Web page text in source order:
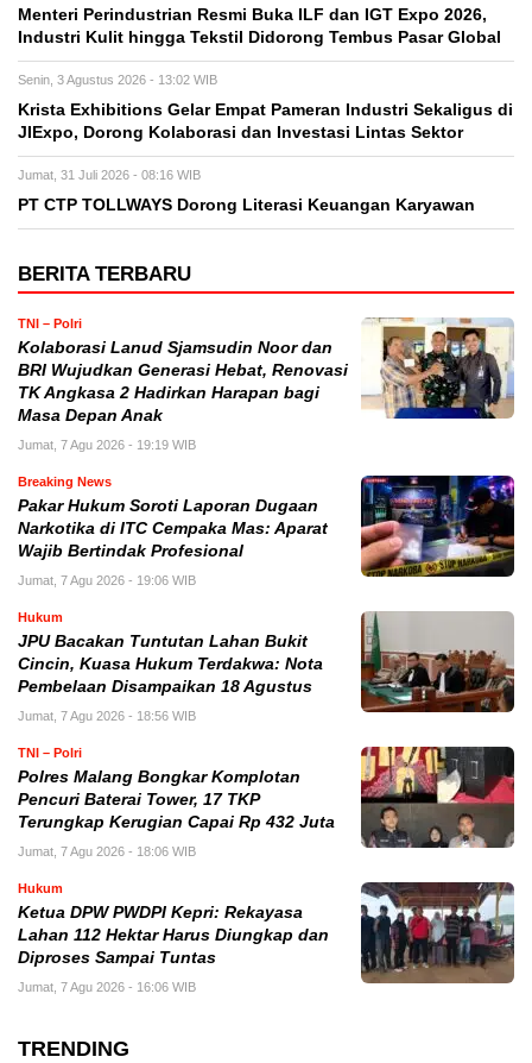
Menteri Perindustrian Resmi Buka ILF dan IGT Expo 2026,
Industri Kulit hingga Tekstil Didorong Tembus Pasar Global
Senin, 3 Agustus 2026 - 13:02 WIB
Krista Exhibitions Gelar Empat Pameran Industri Sekaligus di
JIExpo, Dorong Kolaborasi dan Investasi Lintas Sektor
Jumat, 31 Juli 2026 - 08:16 WIB
PT CTP TOLLWAYS Dorong Literasi Keuangan Karyawan
BERITA TERBARU
TNI – Polri
Kolaborasi Lanud Sjamsudin Noor dan
BRI Wujudkan Generasi Hebat, Renovasi
TK Angkasa 2 Hadirkan Harapan bagi
Masa Depan Anak
Jumat, 7 Agu 2026 - 19:19 WIB
Breaking News
Pakar Hukum Soroti Laporan Dugaan
Narkotika di ITC Cempaka Mas: Aparat
Wajib Bertindak Profesional
Jumat, 7 Agu 2026 - 19:06 WIB
Hukum
JPU Bacakan Tuntutan Lahan Bukit
Cincin, Kuasa Hukum Terdakwa: Nota
Pembelaan Disampaikan 18 Agustus
Jumat, 7 Agu 2026 - 18:56 WIB
TNI – Polri
Polres Malang Bongkar Komplotan
Pencuri Baterai Tower, 17 TKP
Terungkap Kerugian Capai Rp 432 Juta
Jumat, 7 Agu 2026 - 18:06 WIB
Hukum
Ketua DPW PWDPI Kepri: Rekayasa
Lahan 112 Hektar Harus Diungkap dan
Diproses Sampai Tuntas
Jumat, 7 Agu 2026 - 16:06 WIB
TRENDING